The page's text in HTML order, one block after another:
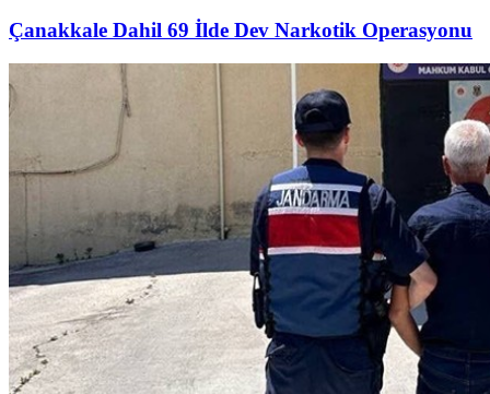
Çanakkale Dahil 69 İlde Dev Narkotik Operasyonu